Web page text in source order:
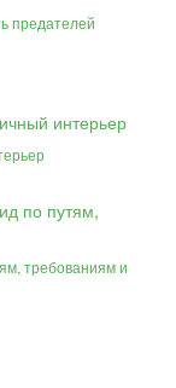
предателей
требованиям и